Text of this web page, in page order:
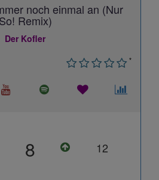
noch einmal an (Nur
So! Remix)
Der Kofler
*
8 12